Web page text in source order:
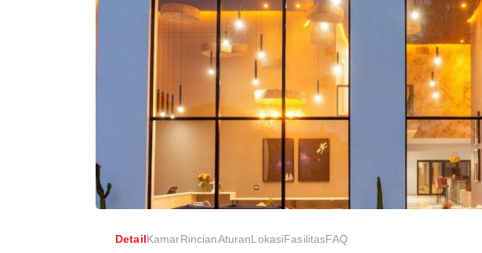
DetailKamarRincianAturanLokasiFasilitasFAQ